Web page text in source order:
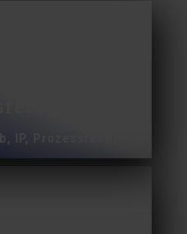
IP, Prozessrecht